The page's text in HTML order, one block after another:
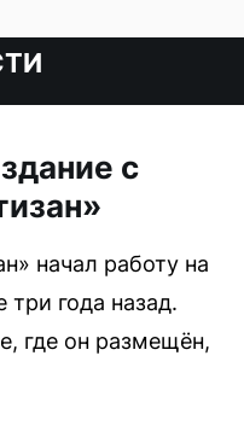
с
начал работу на
года назад.
где он размещён,